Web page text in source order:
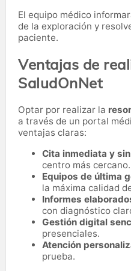
El equipo médico
de la exploración y
paciente.
Ventajas de
SaludOnNet
Optar por realizar la
a través de un portal
ventajas claras:
Cita inmediata y
centro más cercano.
Equipos de última
la máxima calidad
Informes
con diagnóstico
Gestión digital
presenciales.
Atención
prueba.